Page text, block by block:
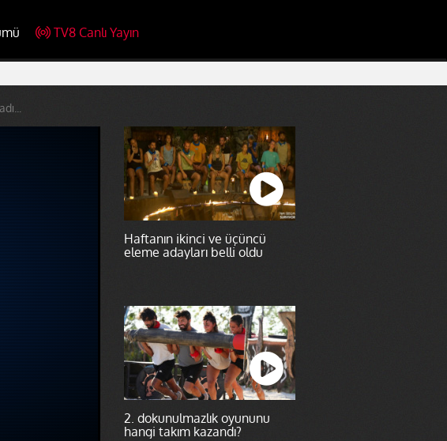
TV8 Canlı Yayın
Haftanın ikinci ve üçüncü
eleme adayları belli oldu
2. dokunulmazlık oyununu
hangi takım kazandı?